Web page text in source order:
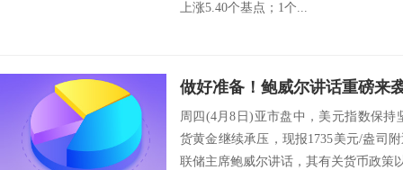
上涨5.40个基点；1个...
周四(4月8日)亚市盘中，美元指数保持
货黄金继续承压，现报1735美元/盎司
联储主席鲍威尔讲话，其有关货币政策